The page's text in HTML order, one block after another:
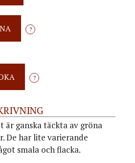
?
?
är ganska täckta av gröna
De har lite varierande
smala och flacka.